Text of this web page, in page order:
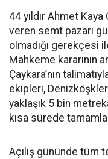
44 yıldır Ahmet
veren semt pazarı
olmadığı gerekçesi
Mahkeme kararının
Çaykara’nın
ekipleri,
yaklaşık 5 bin
kısa sürede
Açılış gününde tüm